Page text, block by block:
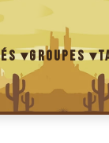
▾Groupes ▾